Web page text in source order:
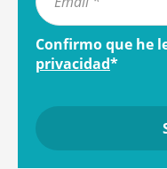
Confirmo que he
privacidad*